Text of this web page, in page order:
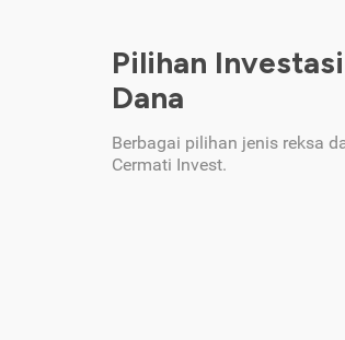
Pilihan
Dana
Berbagai pilihan jenis reksa
Cermati Invest.